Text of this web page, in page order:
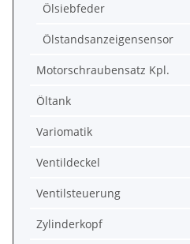
Ölsiebfeder
Ölstandsanzeigensensor
Motorschraubensatz Kpl.
Öltank
Variomatik
Ventildeckel
Ventilsteuerung
Zylinderkopf